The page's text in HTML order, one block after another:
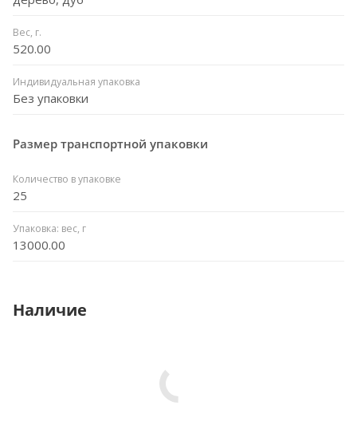
Вес, г.
520.00
Индивидуальная упаковка
Без упаковки
Размер транспортной упаковки
Количество в упаковке
25
Упаковка: вес, г
13000.00
Наличие